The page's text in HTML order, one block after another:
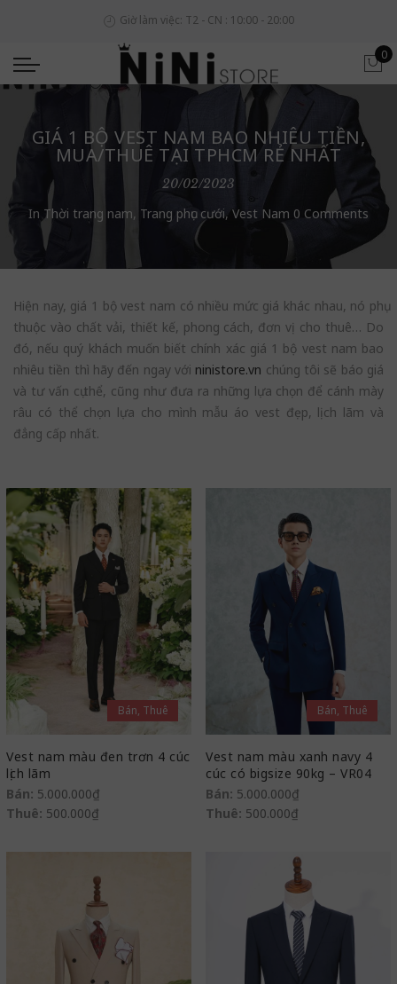
Giờ làm việc: T2 - CN : 10:00 - 20:00
0
GIÁ 1 BỘ VEST NAM BAO NHIÊU TIỀN,
MUA/THUÊ TẠI TPHCM RẺ NHẤT
20/02/2023
In Thời trang nam, Trang phục cưới, Vest Nam 0 Comments
Hiện nay, giá 1 bộ vest nam có nhiều mức giá khác nhau, nó phụ
thuộc vào chất vải, thiết kế, phong cách, đơn vị cho thuê… Do
đó, nếu quý khách muốn biết chính xác giá 1 bộ vest nam bao
nhiêu tiền thì hãy đến ngay với ninistore.vn chúng tôi sẽ báo giá
và tư vấn cụ thể, cũng như đưa ra những lựa chọn để cánh mày
râu có thể chọn lựa cho mình mẫu áo vest đẹp, lịch lãm và
đẳng cấp nhất.
Bán, Thuê
Vest nam màu đen trơn 4 cúc
lịch lãm
Bán: 5.000.000₫
Thuê: 500.000₫
Bán, Thuê
Vest nam màu xanh navy 4
cúc có bigsize 90kg – VR04
Bán: 5.000.000₫
Thuê: 500.000₫